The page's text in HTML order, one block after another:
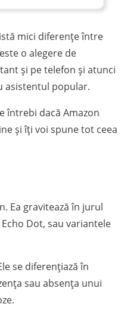
mici diferențe între
o alegere de
și pe telefon și atunci
asistentul popular.
întrebi dacă Amazon
și îți voi spune tot ceea
Ea gravitează în jurul
Dot, sau variantele
se diferențiază în
sau absența unui